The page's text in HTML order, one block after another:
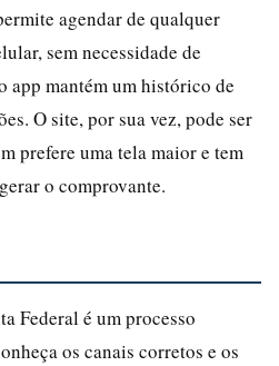
agendar de qualquer
sem necessidade de
app mantém um histórico de
O site, por sua vez, pode ser
prefere uma tela maior e tem
o comprovante.
Federal é um processo
os canais corretos e os